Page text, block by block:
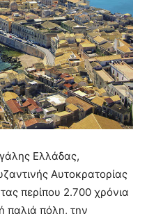
Ελλάδας,
Αυτοκρατορίας
περίπου 2.700 χρόνια
παλιά πόλη, την